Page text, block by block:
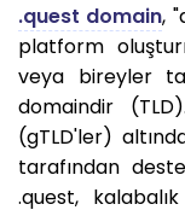
.quest domain,
platform
veya bireyler
domaindir
(gTLD'ler)
tarafından
.quest,